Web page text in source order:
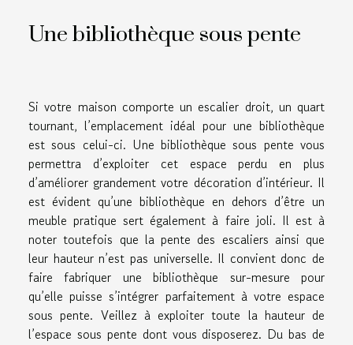
Une bibliothèque sous pente
Si votre maison comporte un escalier droit, un quart
tournant, l’emplacement idéal pour une bibliothèque
est sous celui-ci. Une bibliothèque sous pente vous
permettra d’exploiter cet espace perdu en plus
d’améliorer grandement votre décoration d’intérieur. Il
est évident qu’une bibliothèque en dehors d’être un
meuble pratique sert également à faire joli. Il est à
noter toutefois que la pente des escaliers ainsi que
leur hauteur n’est pas universelle. Il convient donc de
faire fabriquer une bibliothèque sur-mesure pour
qu’elle puisse s’intégrer parfaitement à votre espace
sous pente. Veillez à exploiter toute la hauteur de
l’espace sous pente dont vous disposerez. Du bas de